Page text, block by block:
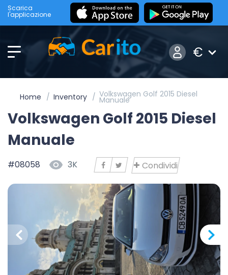
Scarica
l'applicazione
€
Home Inventory Volkswagen Golf 2015 Diesel
Manuale
Volkswagen Golf 2015 Diesel
Manuale
#08058 3K Condividi